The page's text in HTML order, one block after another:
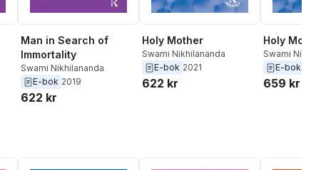
Man in Search of
Immortality
Swami Nikhilananda
E-bok 2019
622 kr
Holy Mother
Swami Nikhilananda
E-bok 2021
622 kr
Holy Mother
Swami
E-bok
659 kr